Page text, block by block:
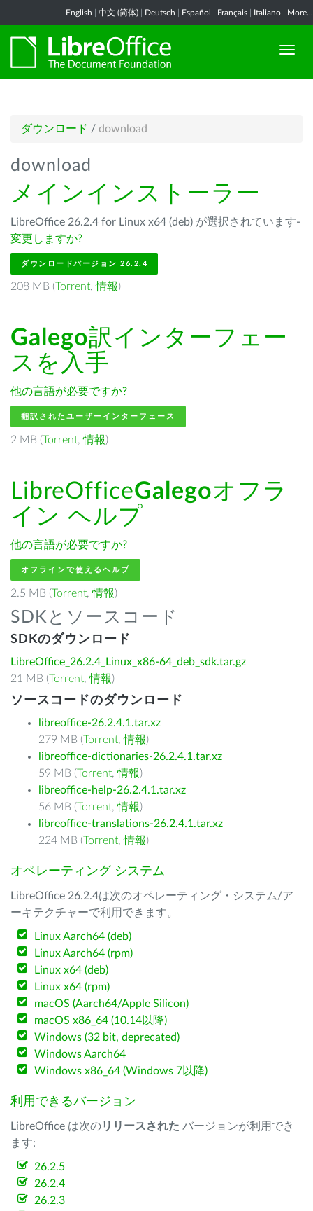
English 中文 (简体) Deutsch Español Français Italiano More...
ダウンロード / download
download
メインインストーラー
LibreOffice 26.2.4 for Linux x64 (deb) が選択されています-
変更しますか?
ダウンロードバージョン 26.2.4
208 MB (Torrent,情報)
Galego訳インターフェー
スを入手
他の言語が必要ですか?
翻訳されたユーザーインターフェース
2 MB (Torrent,情報)
LibreOfficeGalegoオフラ
イン ヘルプ
他の言語が必要ですか?
オフラインで使えるヘルプ
2.5 MB (Torrent,情報)
SDKとソースコード
SDKのダウンロード
LibreOffice_26.2.4_Linux_x86-64_deb_sdk.tar.gz
21 MB (Torrent,情報)
ソースコードのダウンロード
libreoffice-26.2.4.1.tar.xz
279 MB (Torrent,情報)
libreoffice-dictionaries-26.2.4.1.tar.xz
59 MB (Torrent,情報)
libreoffice-help-26.2.4.1.tar.xz
56 MB (Torrent,情報)
libreoffice-translations-26.2.4.1.tar.xz
224 MB (Torrent,情報)
オペレーティング システム
LibreOffice 26.2.4は次のオペレーティング・システム/ア
ーキテクチャーで利用できます。
Linux Aarch64 (deb)
Linux Aarch64 (rpm)
Linux x64 (deb)
Linux x64 (rpm)
macOS (Aarch64/Apple Silicon)
macOS x86_64 (10.14以降)
Windows (32 bit, deprecated)
Windows Aarch64
Windows x86_64 (Windows 7以降)
利用できるバージョン
LibreOffice は次のリリースされた バージョンが利用でき
ます:
26.2.5
26.2.4
26.2.3